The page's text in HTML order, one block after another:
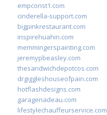
empconst1.com
cinderella-support.com
bigpinkrestaurant.com
inspirehuahin.com
memmingerspainting.com
jeremypbeasley.com
thesandwichdepotcos.com
drgiggleshouseofpain.com
hotflashdesigns.com
garagenadeau.com
lifestylechauffeurservice.com